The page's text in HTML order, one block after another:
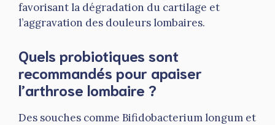
favorisant la dégradation du cartilage et
l’aggravation des douleurs lombaires.
Quels probiotiques sont
recommandés pour apaiser
l’arthrose lombaire ?
Des souches comme Bifidobacterium longum et